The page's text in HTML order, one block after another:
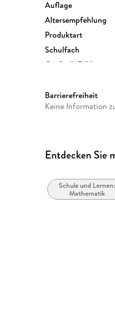
Auflage
Altersempfehlung
Produktart
Schulfach
Größe (L/B/H)
Barrierefreiheit
Keine Information
Entdecken Sie
Schule und Lernen:
Mathematik